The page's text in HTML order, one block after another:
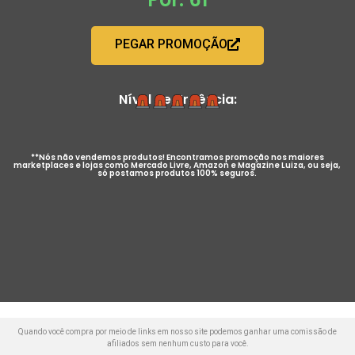
PEGAR PROMOÇÃO
Nível de Urgência:
**Nós não vendemos produtos! Encontramos promoção nos maiores
marketplaces e lojas como Mercado Livre, Amazon e Magazine Luiza, ou seja,
só postamos produtos 100% seguros.
Quando você compra por meio de links em nosso site podemos ganhar uma comissão de
afiliados sem nenhum custo para você.